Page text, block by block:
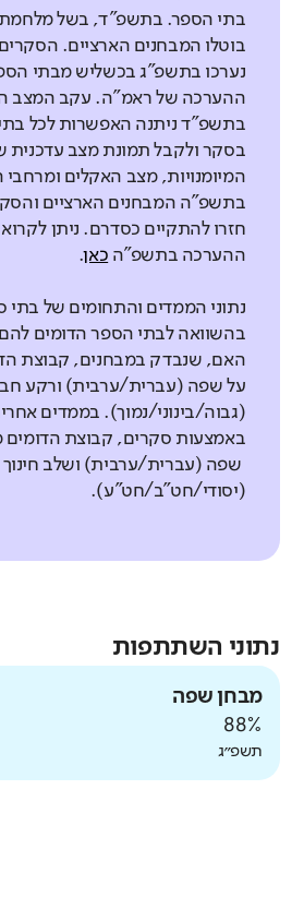
בתי הספר. בתשפ"ד, בשל מלחמת
בוטלו המבחנים הארציים.
נערכו בתשפ"ג בכשליש מבתי
ההערכה של ראמ"ה. עקב המצב
בתשפ"ד ניתנה האפשרות לכל
בסקר ולקבל תמונת מצב עדכנית
המיומנויות, מצב האקלים ומרחבי
בתשפ"ה המבחנים הארציים
חזרו להתקיים כסדרם. ניתן
ההערכה בתשפ"ה כאן.
נתוני הממדים והתחומים של בתי
בהשוואה לבתי הספר הדומים
האם, שנבדק במבחנים, קבוצת
על שפה (עברית/ערבית) ורקע
(גבוה/בינוני/נמוך). בממדים
באמצעות סקרים, קבוצת
שפה (עברית/ערבית) ושלב חינוך
(יסודי/חט"ב/חט"ע).
נתוני השתתפות
מבחן שפה
88%
תשפ״ג